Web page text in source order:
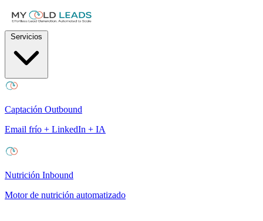
Captación Outbound
Email frío + LinkedIn + IA
Nutrición Inbound
Motor de nutrición automatizado